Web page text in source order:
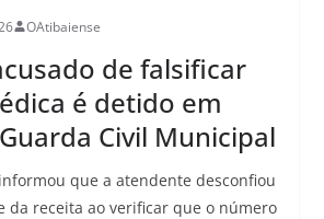
OAtibaiense
de falsificar
é detido em
Civil Municipal
que a atendente desconfiou
da receita ao verificar que o número